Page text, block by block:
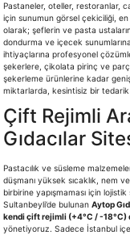
Pastaneler, oteller, restoranlar,
için sunumun görsel çekiciliği,
olarak; şeflerin ve pasta
dondurma ve içecek
ihtiyaçlarına profesyonel
şekerlere, çikolata pirinç ve
şekerleme ürünlerine kadar
miktarlarda, kesintisiz bir tedarik
Çift Rejimli
Gıdacılar
Pastacılık ve süsleme
düşmanı yüksek sıcaklık, nem
birbirine yapışmaması için
Sultanbeyli’de bulunan Aytop
kendi çift rejimli (+4°C / -18°C)
yönetiyoruz. Sadece İstanbul